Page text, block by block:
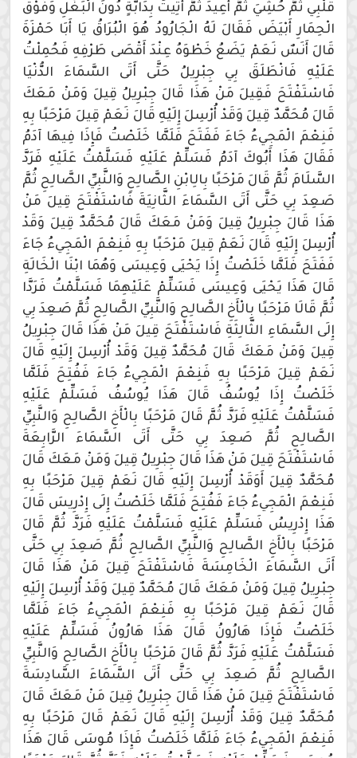
قَلْبِي ثُمَّ حُشِيَ ثُمَّ أُعِيدَ ثُمَّ أُتِيتُ بِدَابَّةٍ دُونَ الْبَغْلِ وَفَوْقَ
الْحِمَارِ أَبْيَضَ فَقَالَ لَهُ الْجَارُودُ هُوَ الْبُرَاقُ يَا أَبَا حَمْزَةَ
قَالَ أَنَسٌ نَعَمْ يَضَعُ خَطْوَهُ عِنْدَ أَقْصَى طَرْفِهِ فَحُمِلْتُ
عَلَيْهِ فَانْطَلَقَ بِي جِبْرِيلُ حَتَّى أَتَى السَّمَاءَ الدُّنْيَا
فَاسْتَفْتَحَ فَقِيلَ مَنْ هَذَا قَالَ جِبْرِيلُ قِيلَ وَمَنْ مَعَكَ
قَالَ مُحَمَّدٌ قِيلَ وَقَدْ أُرْسِلَ إِلَيْهِ قَالَ نَعَمْ قِيلَ مَرْحَبًا بِهِ
فَنِعْمَ الْمَجِيءُ جَاءَ فَفَتَحَ فَلَمَّا خَلَصْتُ فَإِذَا فِيهَا آدَمُ
فَقَالَ هَذَا أَبُوكَ آدَمُ فَسَلِّمْ عَلَيْهِ فَسَلَّمْتُ عَلَيْهِ فَرَدَّ
السَّلَامَ ثُمَّ قَالَ مَرْحَبًا بِالِابْنِ الصَّالِحِ وَالنَّبِيِّ الصَّالِحِ ثُمَّ
صَعِدَ بِي حَتَّى أَتَى السَّمَاءَ الثَّانِيَةَ فَاسْتَفْتَحَ قِيلَ مَنْ
هَذَا قَالَ جِبْرِيلُ قِيلَ وَمَنْ مَعَكَ قَالَ مُحَمَّدٌ قِيلَ وَقَدْ
أُرْسِلَ إِلَيْهِ قَالَ نَعَمْ قِيلَ مَرْحَبًا بِهِ فَنِعْمَ الْمَجِيءُ جَاءَ
فَفَتَحَ فَلَمَّا خَلَصْتُ إِذَا يَحْيَى وَعِيسَى وَهُمَا ابْنَا الْخَالَةِ
قَالَ هَذَا يَحْيَى وَعِيسَى فَسَلِّمْ عَلَيْهِمَا فَسَلَّمْتُ فَرَدَّا
ثُمَّ قَالَا مَرْحَبًا بِالْأَخِ الصَّالِحِ وَالنَّبِيِّ الصَّالِحِ ثُمَّ صَعِدَ بِي
إِلَى السَّمَاءِ الثَّالِثَةِ فَاسْتَفْتَحَ قِيلَ مَنْ هَذَا قَالَ جِبْرِيلُ
قِيلَ وَمَنْ مَعَكَ قَالَ مُحَمَّدٌ قِيلَ وَقَدْ أُرْسِلَ إِلَيْهِ قَالَ
نَعَمْ قِيلَ مَرْحَبًا بِهِ فَنِعْمَ الْمَجِيءُ جَاءَ فَفُتِحَ فَلَمَّا
خَلَصْتُ إِذَا يُوسُفُ قَالَ هَذَا يُوسُفُ فَسَلِّمْ عَلَيْهِ
فَسَلَّمْتُ عَلَيْهِ فَرَدَّ ثُمَّ قَالَ مَرْحَبًا بِالْأَخِ الصَّالِحِ وَالنَّبِيِّ
الصَّالِحِ ثُمَّ صَعِدَ بِي حَتَّى أَتَى السَّمَاءَ الرَّابِعَةَ
فَاسْتَفْتَحَ قِيلَ مَنْ هَذَا قَالَ جِبْرِيلُ قِيلَ وَمَنْ مَعَكَ قَالَ
مُحَمَّدٌ قِيلَ أَوَقَدْ أُرْسِلَ إِلَيْهِ قَالَ نَعَمْ قِيلَ مَرْحَبًا بِهِ
فَنِعْمَ الْمَجِيءُ جَاءَ فَفُتِحَ فَلَمَّا خَلَصْتُ إِلَى إِدْرِيسَ قَالَ
هَذَا إِدْرِيسُ فَسَلِّمْ عَلَيْهِ فَسَلَّمْتُ عَلَيْهِ فَرَدَّ ثُمَّ قَالَ
مَرْحَبًا بِالْأَخِ الصَّالِحِ وَالنَّبِيِّ الصَّالِحِ ثُمَّ صَعِدَ بِي حَتَّى
أَتَى السَّمَاءَ الْخَامِسَةَ فَاسْتَفْتَحَ قِيلَ مَنْ هَذَا قَالَ
جِبْرِيلُ قِيلَ وَمَنْ مَعَكَ قَالَ مُحَمَّدٌ قِيلَ وَقَدْ أُرْسِلَ إِلَيْهِ
قَالَ نَعَمْ قِيلَ مَرْحَبًا بِهِ فَنِعْمَ الْمَجِيءُ جَاءَ فَلَمَّا
خَلَصْتُ فَإِذَا هَارُونُ قَالَ هَذَا هَارُونُ فَسَلِّمْ عَلَيْهِ
فَسَلَّمْتُ عَلَيْهِ فَرَدَّ ثُمَّ قَالَ مَرْحَبًا بِالْأَخِ الصَّالِحِ وَالنَّبِيِّ
الصَّالِحِ ثُمَّ صَعِدَ بِي حَتَّى أَتَى السَّمَاءَ السَّادِسَةَ
فَاسْتَفْتَحَ قِيلَ مَنْ هَذَا قَالَ جِبْرِيلُ قِيلَ مَنْ مَعَكَ قَالَ
مُحَمَّدٌ قِيلَ وَقَدْ أُرْسِلَ إِلَيْهِ قَالَ نَعَمْ قَالَ مَرْحَبًا بِهِ
فَنِعْمَ الْمَجِيءُ جَاءَ فَلَمَّا خَلَصْتُ فَإِذَا مُوسَى قَالَ هَذَا